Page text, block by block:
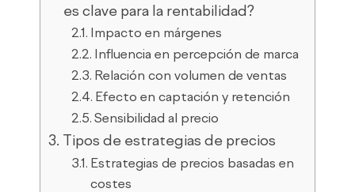
es clave para la rentabilidad?
Impacto en márgenes
Influencia en percepción de marca
Relación con volumen de ventas
Efecto en captación y retención
Sensibilidad al precio
Tipos de estrategias de precios
Estrategias de precios basadas en
costes